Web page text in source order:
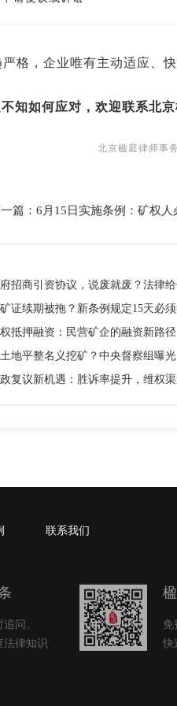
格，企业唯有主动适应、
知如何应对，欢迎联系北
北京楹庭律师事
篇： 6月15日实施条例：矿权人必
招商引资协议，说废就废？法律给
证续期被拖？新条例规定15天必
抵押融资：民营矿企的融资新路径
复议新机遇：胜诉率提升，维权
联系我们
问、
法律知识
免
快